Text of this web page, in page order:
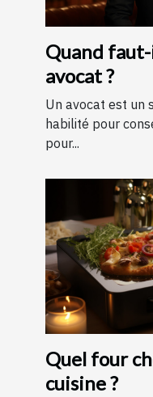
Quand
avocat ?
Un avocat est un
habilité pour
pour...
Quel four
cuisine ?